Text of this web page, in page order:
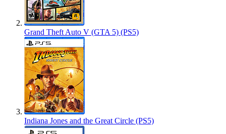
Grand Theft Auto V (GTA 5) (PS5)
Indiana Jones and the Great Circle (PS5)